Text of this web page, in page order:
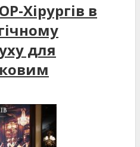
Хірургів в
для